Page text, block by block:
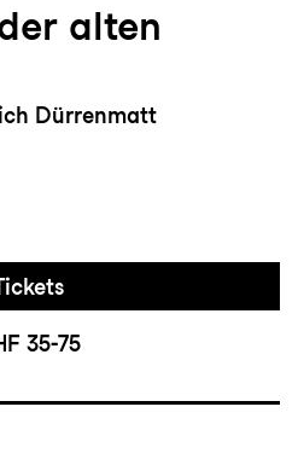
alten
Dürrenmatt
35-75